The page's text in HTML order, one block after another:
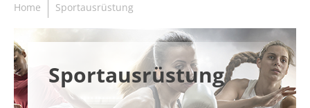
Home Sportausrüstung
Sportausrüstung